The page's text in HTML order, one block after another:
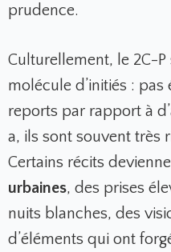
prudence.
Culturellement, le 2C-P
molécule d’initiés :
reports par rapport à
a, ils sont souvent très
Certains récits
urbaines, des prises
nuits blanches, des
d’éléments qui ont